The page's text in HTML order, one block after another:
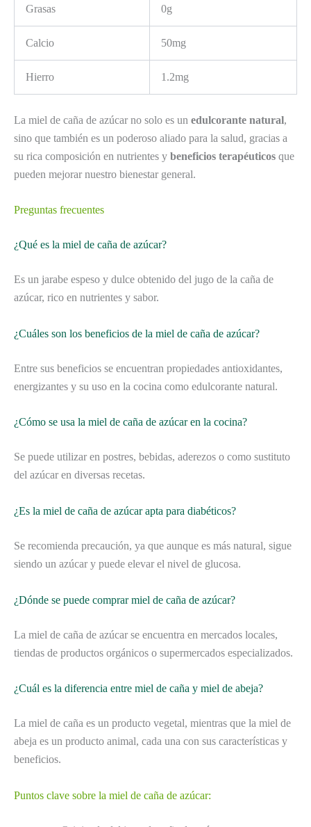
Grasas 0g
Calcio 50mg
Hierro 1.2mg
La miel de caña de azúcar no solo es un edulcorante natural,
sino que también es un poderoso aliado para la salud, gracias a
su rica composición en nutrientes y beneficios terapéuticos que
pueden mejorar nuestro bienestar general.
Preguntas frecuentes
¿Qué es la miel de caña de azúcar?
Es un jarabe espeso y dulce obtenido del jugo de la caña de
azúcar, rico en nutrientes y sabor.
¿Cuáles son los beneficios de la miel de caña de azúcar?
Entre sus beneficios se encuentran propiedades antioxidantes,
energizantes y su uso en la cocina como edulcorante natural.
¿Cómo se usa la miel de caña de azúcar en la cocina?
Se puede utilizar en postres, bebidas, aderezos o como sustituto
del azúcar en diversas recetas.
¿Es la miel de caña de azúcar apta para diabéticos?
Se recomienda precaución, ya que aunque es más natural, sigue
siendo un azúcar y puede elevar el nivel de glucosa.
¿Dónde se puede comprar miel de caña de azúcar?
La miel de caña de azúcar se encuentra en mercados locales,
tiendas de productos orgánicos o supermercados especializados.
¿Cuál es la diferencia entre miel de caña y miel de abeja?
La miel de caña es un producto vegetal, mientras que la miel de
abeja es un producto animal, cada una con sus características y
beneficios.
Puntos clave sobre la miel de caña de azúcar: